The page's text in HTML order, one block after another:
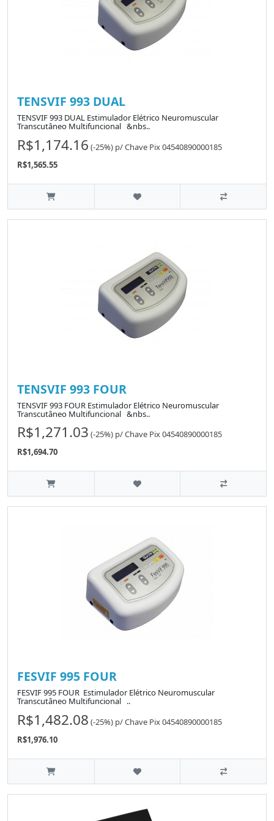
TENSVIF 993 DUAL
TENSVIF 993 DUAL Estimulador Elétrico Neuromuscular
Transcutâneo Multifuncional &nbs..
R$1,174.16 (-25%) p/Chave Pix 04540890000185
R$1,565.55
TENSVIF 993 FOUR
TENSVIF 993 FOUR Estimulador Elétrico Neuromuscular
Transcutâneo Multifuncional &nbs..
R$1,271.03 (-25%) p/Chave Pix 04540890000185
R$1,694.70
FESVIF 995 FOUR
FESVIF 995 FOUR Estimulador Elétrico Neuromuscular
Transcutâneo Multifuncional ..
R$1,482.08 (-25%) p/Chave Pix 04540890000185
R$1,976.10